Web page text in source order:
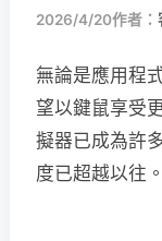
2026/4/20作者：
無論是應用程
望以鍵鼠享受
擬器已成為許
度已超越以往。